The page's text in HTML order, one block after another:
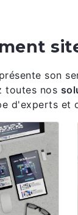
son
toutes nos
d'experts et